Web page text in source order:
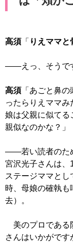
高須 「 りえママ
――えっ、そうで
高須 「あごと鼻
ったらりえママみ
娘は父親に似てる
親似なのかな？」
――若い読者のた
宮沢光子さんは、
ステージママとし
時、母娘の確執も
去）。
美のプロである
さんはいかがです